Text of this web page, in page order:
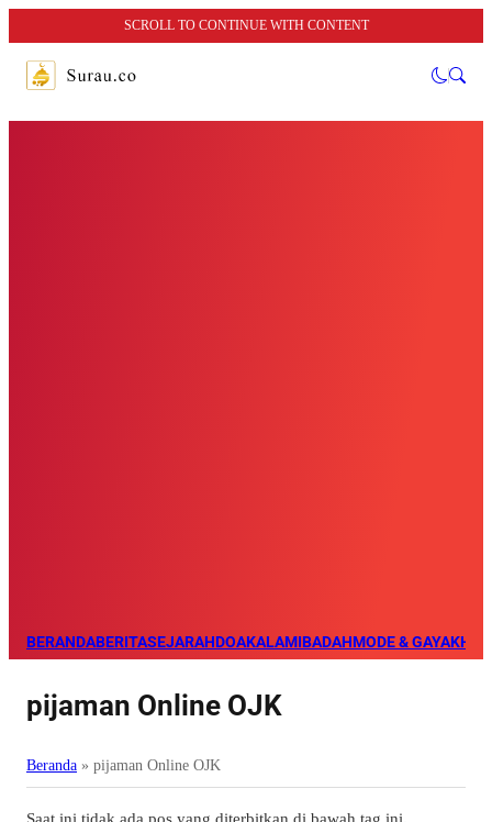
SCROLL TO CONTINUE WITH CONTENT
BERANDABERITASEJARAHDOAKALAMIBADAHMODE & GAYA
pijaman Online OJK
Beranda » pijaman Online OJK